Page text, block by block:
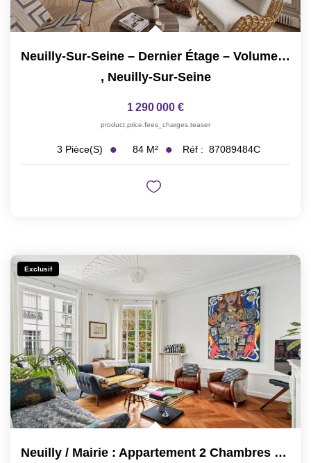
Neuilly-Sur-Seine – Dernier Étage – Volumes Exceptionnels...
, Neuilly-Sur-Seine
1 290 000 €
product.price.fees_charges.teaser
3 Pièce(s) 84 M² Réf : 87089484C
Exclusif
Neuilly / Mairie : Appartement 2 Chambres Possibilité 3